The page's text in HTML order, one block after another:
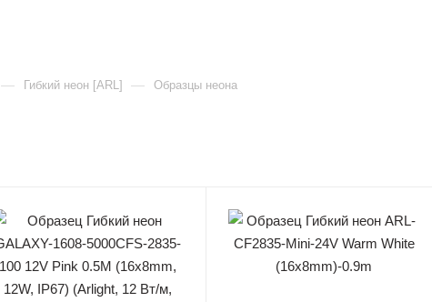
— Гибкий неон [ARL] — Образцы неона